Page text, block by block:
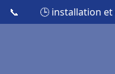
📞 🕒 installation